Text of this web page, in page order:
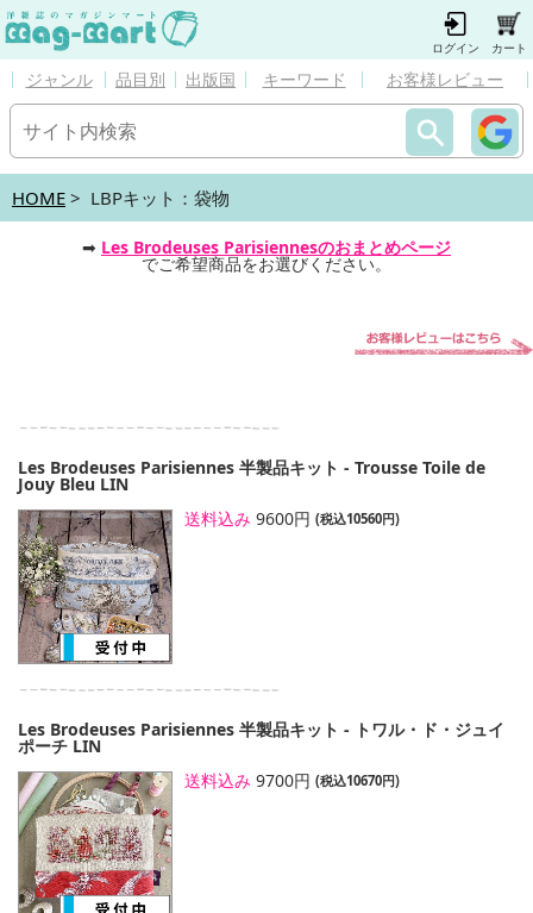
ログイン カート
ジャンル 品目別 出版国 キーワード お客様レビュー
HOME > LBPキット：袋物
➡ Les Brodeuses Parisiennesのおまとめページ
でご希望商品をお選びください。
Les Brodeuses Parisiennes 半製品キット - Trousse Toile de
Jouy Bleu LIN
送料込み 9600円 (税込10560円)
Les Brodeuses Parisiennes 半製品キット - トワル・ド・ジュイ
ポーチ LIN
送料込み 9700円 (税込10670円)